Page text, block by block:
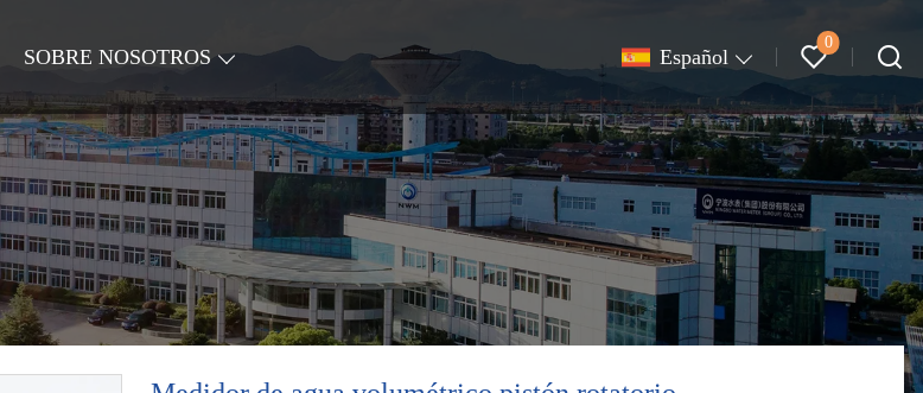
SOBRE NOSOTROS Español
0